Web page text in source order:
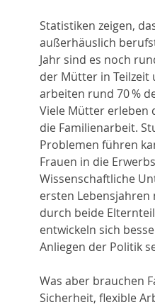
Statistiken zeigen,
außerhäuslich
Jahr sind es noch
der Mütter in
arbeiten rund 70 %
Viele Mütter erleben
die Familienarbeit.
Problemen führen
Frauen in die
Wissenschaftliche
ersten
durch beide
entwickeln sich
Anliegen der Politik
Was aber brauchen
Sicherheit, flexible